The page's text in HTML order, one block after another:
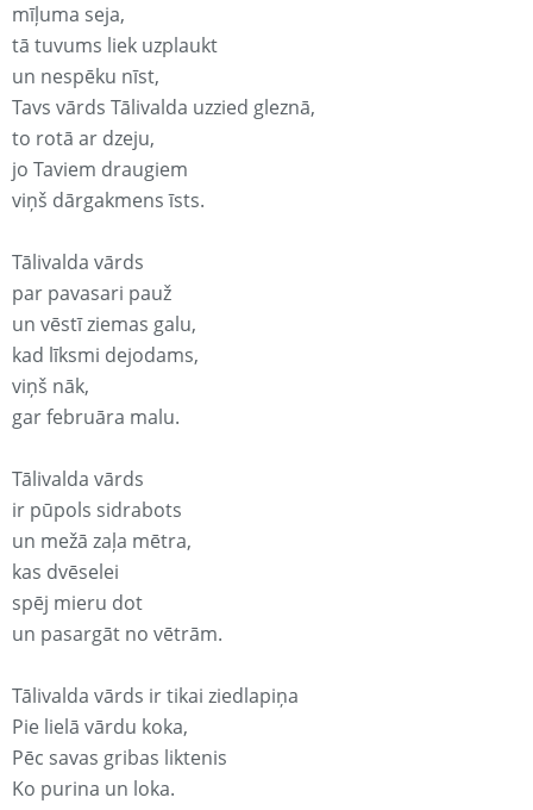
mīļuma seja,
tā tuvums liek uzplaukt
un nespēku nīst,
Tavs vārds Tālivalda uzzied gleznā,
to rotā ar dzeju,
jo Taviem draugiem
viņš dārgakmens īsts.
Tālivalda vārds
par pavasari pauž
un vēstī ziemas galu,
kad līksmi dejodams,
viņš nāk,
gar februāra malu.
Tālivalda vārds
ir pūpols sidrabots
un mežā zaļa mētra,
kas dvēselei
spēj mieru dot
un pasargāt no vētrām.
Tālivalda vārds ir tikai ziedlapiņa
Pie lielā vārdu koka,
Pēc savas gribas liktenis
Ko purina un loka.